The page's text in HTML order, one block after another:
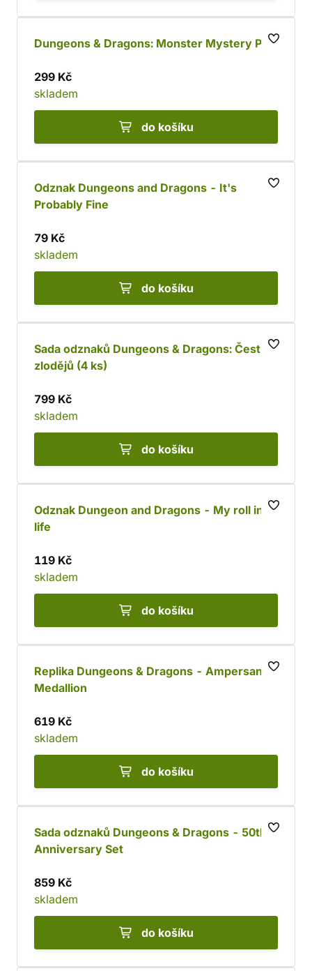
Dungeons & Dragons: Monster Mystery Pins
299 Kč
skladem
do košíku
Odznak Dungeons and Dragons - It's
Probably Fine
79 Kč
skladem
do košíku
Sada odznaků Dungeons & Dragons: Čest
zlodějů (4 ks)
799 Kč
skladem
do košíku
Odznak Dungeon and Dragons - My roll in
life
119 Kč
skladem
do košíku
Replika Dungeons & Dragons - Ampersand
Medallion
619 Kč
skladem
do košíku
Sada odznaků Dungeons & Dragons - 50th
Anniversary Set
859 Kč
skladem
do košíku